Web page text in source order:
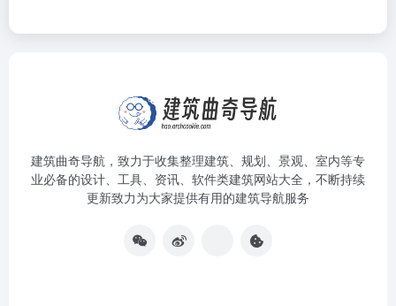
建筑曲奇导航 ，致力于收集整理建筑、规划、景观、室内等专
业必备的设计、工具、资讯、软件类建筑网站大全，不断持续
更新致力为大家提供有用的建筑导航服务